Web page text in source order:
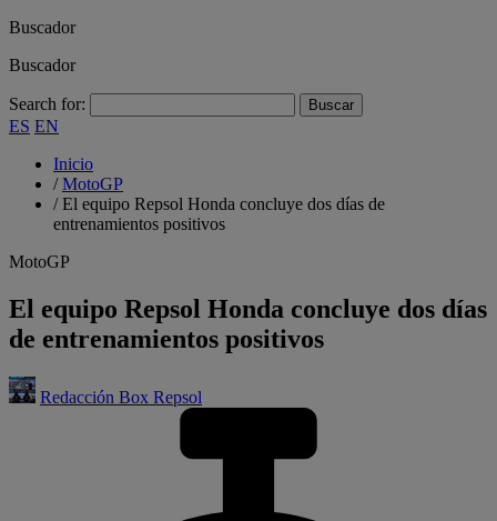
Buscador
Buscador
Search for:
ES EN
Inicio
/MotoGP
/El equipo Repsol Honda concluye dos días de
entrenamientos positivos
MotoGP
El equipo Repsol Honda concluye dos días
de entrenamientos positivos
Redacción Box Repsol